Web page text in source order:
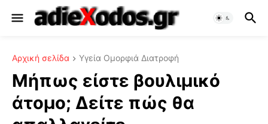
Αρχική σελίδα Υγεία Ομορφιά Διατροφή
Μήπως είστε βουλιμικό
άτομο; Δείτε πώς θα